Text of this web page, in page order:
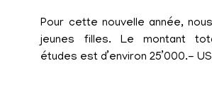
Pour cette nouvelle année,
jeunes filles. Le montant
études est d’environ 25’000.-